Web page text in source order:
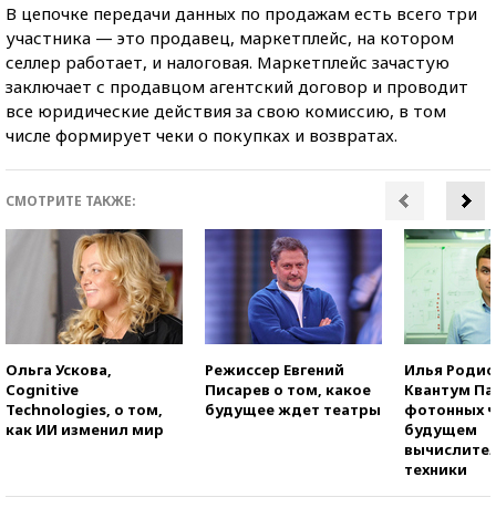
В цепочке передачи данных по продажам есть всего три
участника — это продавец, маркетплейс, на котором
селлер работает, и налоговая. Маркетплейс зачастую
заключает с продавцом агентский договор и проводит
все юридические действия за свою комиссию, в том
числе формирует чеки о покупках и возвратах.
СМОТРИТЕ ТАКЖЕ:
Ольга Ускова,
Cognitive
Technologies, о том,
как ИИ изменил мир
Режиссер Евгений
Писарев о том, какое
будущее ждет театры
Илья
Квантум
фотонных
будущем
техники